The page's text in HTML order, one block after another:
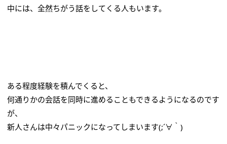
中には、全然ちがう話をしてくる人もいます。
ある程度経験を積んでくると、
何通りかの会話を同時に進めることもできるようになるのです
が、
新人さんは中々パニックになってしまいます(;´∀｀)